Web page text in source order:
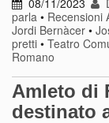
08/11/2023
parla • Recensioni
Jordi Bernàcer •
pretti • Teatro
Romano
Amleto di
destinato